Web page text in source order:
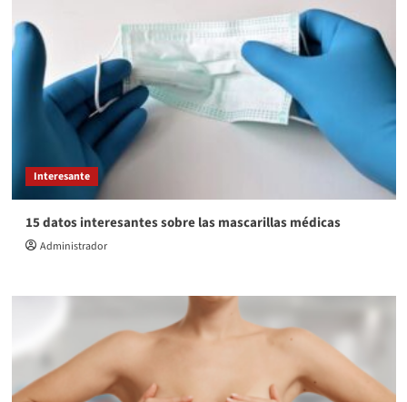
Interesante
15 datos interesantes sobre las mascarillas médicas
Administrador